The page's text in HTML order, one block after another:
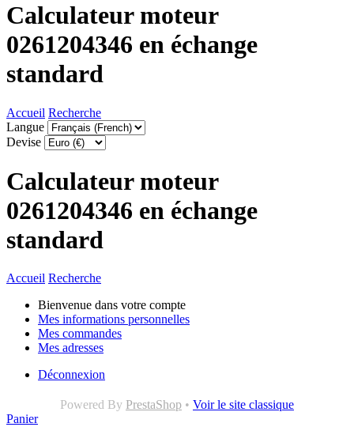
Calculateur moteur
0261204346 en échange
standard
Accueil Recherche
Langue
Devise
Calculateur moteur
0261204346 en échange
standard
Accueil Recherche
Bienvenue dans votre compte
Mes informations personnelles
Mes commandes
Mes adresses
Déconnexion
Powered By PrestaShop • Voir le site classique
Panier